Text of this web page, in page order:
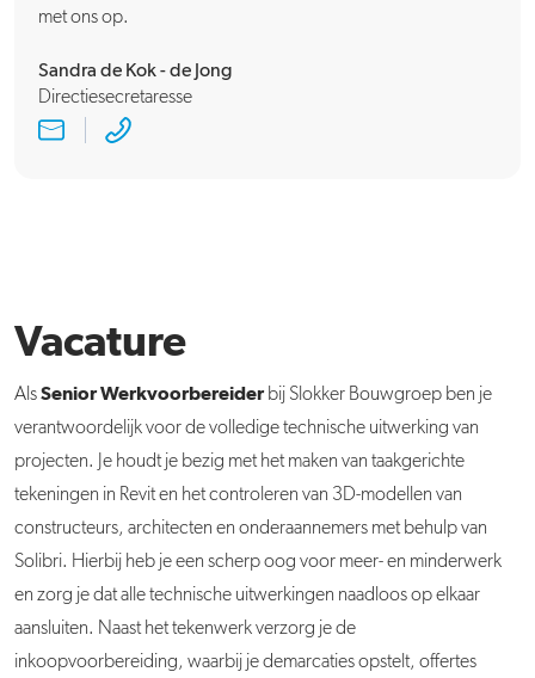
met ons op.
Sandra de Kok - de Jong
Directiesecretaresse
Vacature
AlsSenior Werkvoorbereiderbij Slokker Bouwgroep ben je
verantwoordelijk voor de volledige technische uitwerking van
projecten. Je houdt je bezig met het maken van taakgerichte
tekeningen in Revit en het controleren van 3D-modellen van
constructeurs, architecten en onderaannemers met behulp van
Solibri. Hierbij heb je een scherp oog voor meer- en minderwerk
en zorg je dat alle technische uitwerkingen naadloos op elkaar
aansluiten. Naast het tekenwerk verzorg je de
inkoopvoorbereiding, waarbij je demarcaties opstelt, offertes